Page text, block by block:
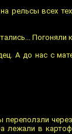
рельсы всех
Погоняли
А до нас с
лежали в